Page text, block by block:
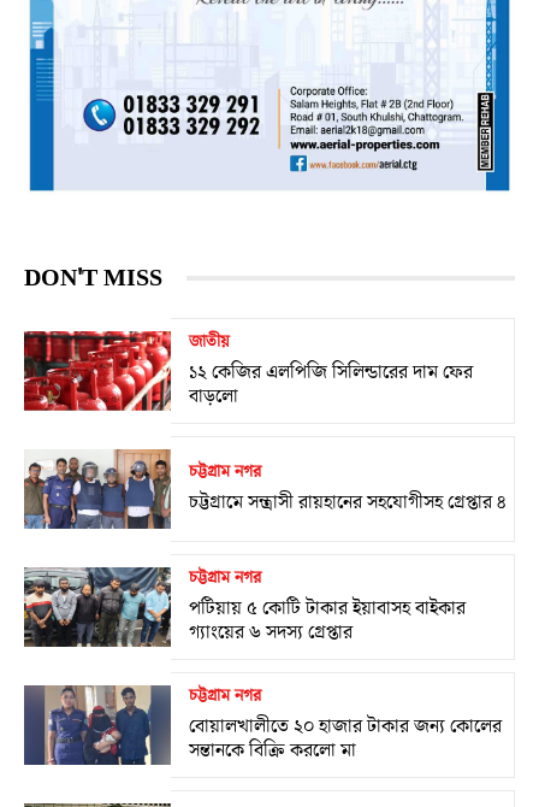
DON'T MISS
জাতীয়
১২ কেজির এলপিজি সিলিন্ডারের দাম ফের
বাড়লো
চট্টগ্রাম নগর
চট্টগ্রামে সন্ত্রাসী রায়হানের সহযোগীসহ গ্রেপ্তার ৪
চট্টগ্রাম নগর
পটিয়ায় ৫ কোটি টাকার ইয়াবাসহ বাইকার
গ্যাংয়ের ৬ সদস্য গ্রেপ্তার
চট্টগ্রাম নগর
বোয়ালখালীতে ২০ হাজার টাকার জন্য কোলের
সন্তানকে বিক্রি করলো মা